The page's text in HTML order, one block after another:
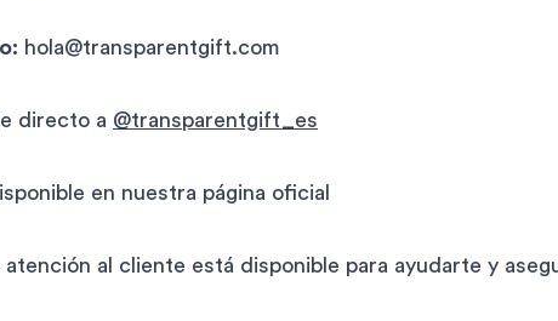
hola@transparentgift.com
directo a @transparentgift_es
en nuestra página oficial
al cliente está disponible para ayudarte y